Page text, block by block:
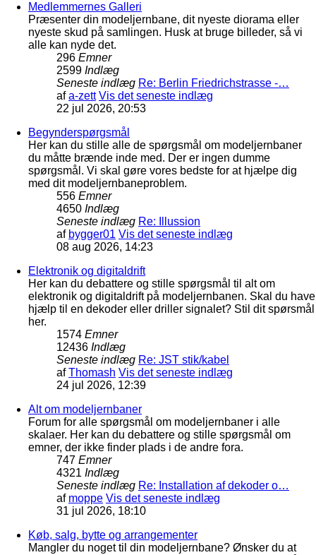
Medlemmernes Galleri
Præsenter din modeljernbane, dit nyeste diorama eller
nyeste skud på samlingen. Husk at bruge billeder, så vi
alle kan nyde det.
296 Emner
2599 Indlæg
Seneste indlæg Re: Berlin Friedrichstrasse -…
afa-zett Vis det seneste indlæg
22 jul 2026, 20:53
Begynderspørgsmål
Her kan du stille alle de spørgsmål om modeljernbaner
du måtte brænde inde med. Der er ingen dumme
spørgsmål. Vi skal gøre vores bedste for at hjælpe dig
med dit modeljernbaneproblem.
556 Emner
4650 Indlæg
Seneste indlæg Re: Illussion
af bygger01 Vis det seneste indlæg
08 aug 2026, 14:23
Elektronik og digitaldrift
Her kan du debattere og stille spørgsmål til alt om
elektronik og digitaldrift på modeljernbanen. Skal du have
hjælp til en dekoder eller driller signalet? Stil dit spørsmål
her.
1574 Emner
12436 Indlæg
Seneste indlæg Re: JST stik/kabel
afThomash Vis det seneste indlæg
24 jul 2026, 12:39
Alt om modeljernbaner
Forum for alle spørgsmål om modeljernbaner i alle
skalaer. Her kan du debattere og stille spørgsmål om
emner, der ikke finder plads i de andre fora.
747 Emner
4321 Indlæg
Seneste indlæg Re: Installation af dekoder o…
af moppe Vis det seneste indlæg
31 jul 2026, 18:10
Køb, salg, bytte og arrangementer
Mangler du noget til din modeljernbane? Ønsker du at